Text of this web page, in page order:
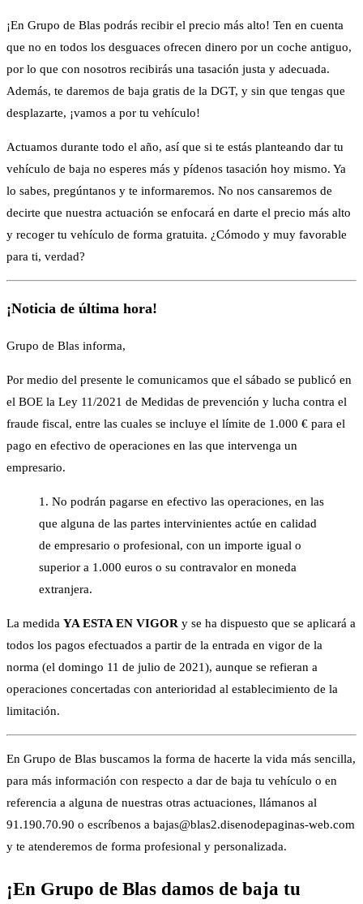
¡En Grupo de Blas podrás recibir el precio más alto! Ten en cuenta
que no en todos los desguaces ofrecen dinero por un coche antiguo,
por lo que con nosotros recibirás una tasación justa y adecuada.
Además, te daremos de baja gratis de la DGT, y sin que tengas que
desplazarte, ¡vamos a por tu vehículo!
Actuamos durante todo el año, así que si te estás planteando dar tu
vehículo de baja no esperes más y pídenos tasación hoy mismo. Ya
lo sabes, pregúntanos y te informaremos. No nos cansaremos de
decirte que nuestra actuación se enfocará en darte el precio más alto
y recoger tu vehículo de forma gratuita. ¿Cómodo y muy favorable
para ti, verdad?
¡Noticia de última hora!
Grupo de Blas informa,
Por medio del presente le comunicamos que el sábado se publicó en
el BOE la Ley 11/2021 de Medidas de prevención y lucha contra el
fraude fiscal, entre las cuales se incluye el límite de 1.000 € para el
pago en efectivo de operaciones en las que intervenga un
empresario.
1. No podrán pagarse en efectivo las operaciones, en las
que alguna de las partes intervinientes actúe en calidad
de empresario o profesional, con un importe igual o
superior a 1.000 euros o su contravalor en moneda
extranjera.
La medida YA ESTA EN VIGOR y se ha dispuesto que se aplicará a
todos los pagos efectuados a partir de la entrada en vigor de la
norma (el domingo 11 de julio de 2021), aunque se refieran a
operaciones concertadas con anterioridad al establecimiento de la
limitación.
En Grupo de Blas buscamos la forma de hacerte la vida más sencilla,
para más información con respecto a dar de baja tu vehículo o en
referencia a alguna de nuestras otras actuaciones, llámanos al
91.190.70.90 o escríbenos a bajas@blas2.disenodepaginas-web.com
y te atenderemos de forma profesional y personalizada.
¡En Grupo de Blas damos de baja tu